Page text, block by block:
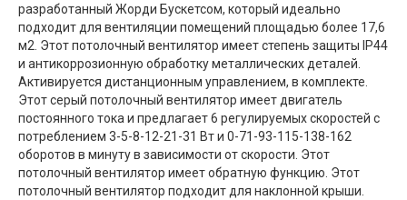
разработанный Жорди Бускетсом, который идеально
подходит для вентиляции помещений площадью более 17,6
м2. Этот потолочный вентилятор имеет степень защиты IP44
и антикоррозионную обработку металлических деталей.
Активируется дистанционным управлением, в комплекте.
Этот серый потолочный вентилятор имеет двигатель
постоянного тока и предлагает 6 регулируемых скоростей с
потреблением 3-5-8-12-21-31 Вт и 0-71-93-115-138-162
оборотов в минуту в зависимости от скорости. Этот
потолочный вентилятор имеет обратную функцию. Этот
потолочный вентилятор подходит для наклонной крыши.